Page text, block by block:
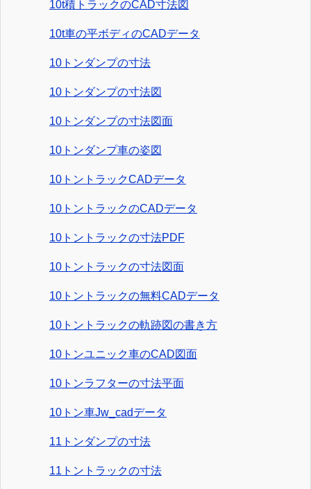
10t積トラックのCAD寸法図
10t車の平ボディのCADデータ
10トンダンプの寸法
10トンダンプの寸法図
10トンダンプの寸法図面
10トンダンプ車の姿図
10トントラックCADデータ
10トントラックのCADデータ
10トントラックの寸法PDF
10トントラックの寸法図面
10トントラックの無料CADデータ
10トントラックの軌跡図の書き方
10トンユニック車のCAD図面
10トンラフターの寸法平面
10トン車Jw_cadデータ
11トンダンプの寸法
11トントラックの寸法